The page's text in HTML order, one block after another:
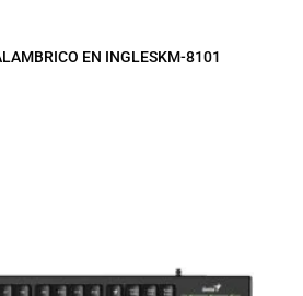
EN INGLESKM-8101